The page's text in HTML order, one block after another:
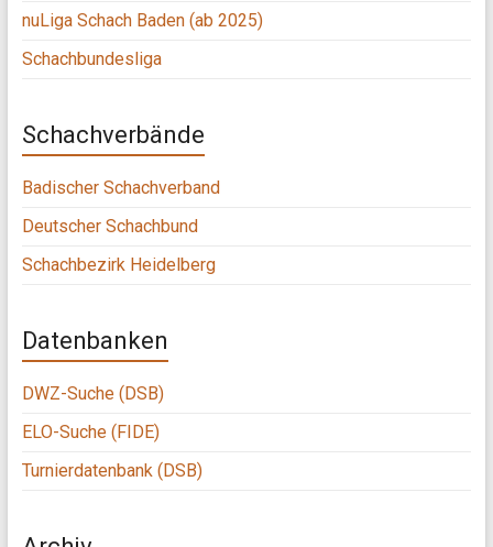
nuLiga Schach Baden (ab 2025)
Schachbundesliga
Schachverbände
Badischer Schachverband
Deutscher Schachbund
Schachbezirk Heidelberg
Datenbanken
DWZ-Suche (DSB)
ELO-Suche (FIDE)
Turnierdatenbank (DSB)